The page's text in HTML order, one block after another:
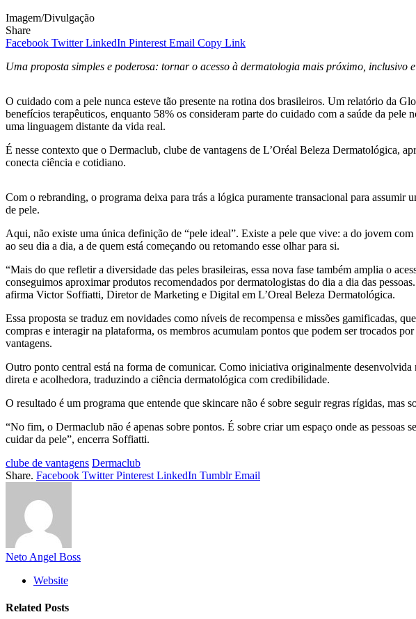
Imagem/Divulgação
Share
Facebook Twitter LinkedIn Pinterest Email Copy Link
Uma proposta simples e poderosa: tornar o acesso à dermatologia mais próximo, inclusivo
O cuidado com a pele nunca esteve tão presente na rotina dos brasileiros. Um relatório da
benefícios terapêuticos, enquanto 58% os consideram parte do cuidado com a saúde da
uma linguagem distante da vida real.
É nesse contexto que o Dermaclub, clube de vantagens de L’Oréal Beleza Dermatológica,
conecta ciência e cotidiano.
Com o rebranding, o programa deixa para trás a lógica puramente transacional para
de pele.
Aqui, não existe uma única definição de “pele ideal”. Existe a pele que vive: a do jovem
ao seu dia a dia, a de quem está começando ou retomando esse olhar para si.
“Mais do que refletir a diversidade das peles brasileiras, essa nova fase também amplia o
conseguimos aproximar produtos recomendados por dermatologistas do dia a dia das
afirma Victor Soffiatti, Diretor de Marketing e Digital em L’Oreal Beleza Dermatológica.
Essa proposta se traduz em novidades como níveis de recompensa e missões gamificadas,
compras e interagir na plataforma, os membros acumulam pontos que podem ser trocados
vantagens.
Outro ponto central está na forma de comunicar. Como iniciativa originalmente
direta e acolhedora, traduzindo a ciência dermatológica com credibilidade.
O resultado é um programa que entende que skincare não é sobre seguir regras rígidas,
“No fim, o Dermaclub não é apenas sobre pontos. É sobre criar um espaço onde as pessoas
cuidar da pele”, encerra Soffiatti.
clube de vantagens Dermaclub
Share. Facebook Twitter Pinterest LinkedIn Tumblr Email
Neto Angel Boss
Website
Related Posts